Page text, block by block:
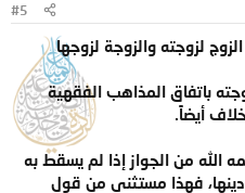
#5
لزوجته والزوجة لزوجها
باتفاق المذاهب الفقهية
أيضاً.
الله من الجواز إذا لم يسقط به
دينها، فهذا مستثنى من قول